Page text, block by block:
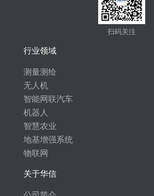
扫码关注
行业领域
测量测绘
无人机
智能网联汽车
机器人
智慧农业
地基增强系统
物联网
关于华信